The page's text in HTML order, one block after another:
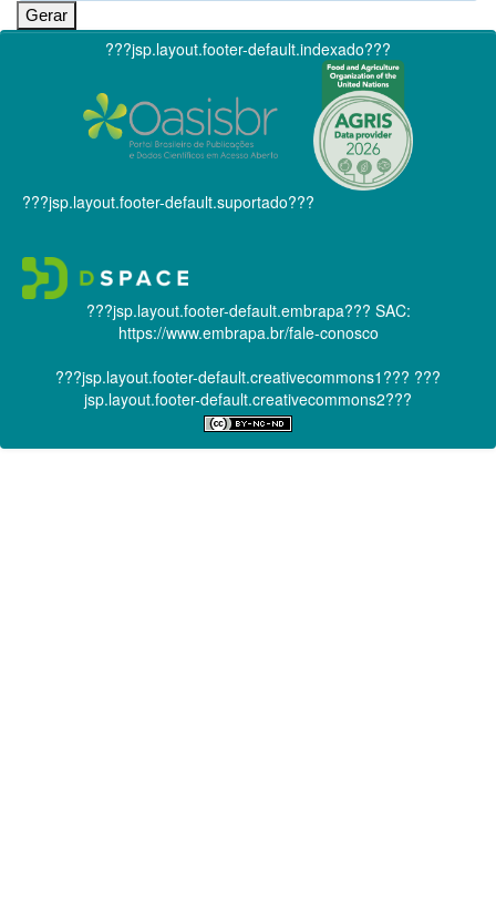
???jsp.layout.footer-default.indexado???
???jsp.layout.footer-default.suportado???
???jsp.layout.footer-default.embrapa??? SAC:
https://www.embrapa.br/fale-conosco
???jsp.layout.footer-default.creativecommons1??? ???
jsp.layout.footer-default.creativecommons2???